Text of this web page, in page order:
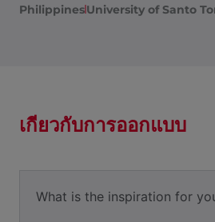
PhilippinesUniversity of Santo
เกี่ยวกับการออกแบบ
What is the inspiration for